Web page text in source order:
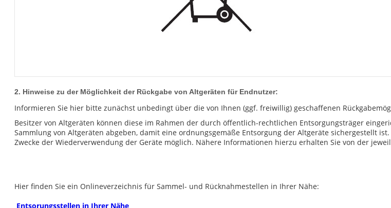
2. Hinweise zu der Möglichkeit der Rückgabe von Altgeräten für Endnutzer:
Informieren Sie hier bitte zunächst unbedingt über die von Ihnen (ggf. freiwillig) geschaffenen
Besitzer von Altgeräten können diese im Rahmen der durch öffentlich-rechtlichen Entsorgungsträger
Sammlung von Altgeräten abgeben, damit eine ordnungsgemäße Entsorgung der Altgeräte sichergestellt
Zwecke der Wiederverwendung der Geräte möglich. Nähere Informationen hierzu erhalten Sie von der
Hier finden Sie ein Onlineverzeichnis für Sammel- und Rücknahmestellen in Ihrer Nähe:
Entsorungsstellen in Ihrer Nähe